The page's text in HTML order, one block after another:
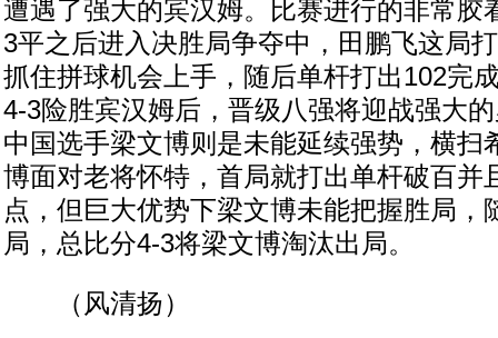
遭遇了强大的宾汉姆。比赛进行的非常胶
3平之后进入决胜局争夺中，田鹏飞这局
抓住拼球机会上手，随后单杆打出102完
4-3险胜宾汉姆后，晋级八强将迎战强大
中国选手梁文博则是未能延续强势，横扫
博面对老将怀特，首局就打出单杆破百并
点，但巨大优势下梁文博未能把握胜局，
局，总比分4-3将梁文博淘汰出局。
（风清扬）